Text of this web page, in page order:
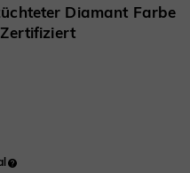
Diamant Farbe
Zertifiziert